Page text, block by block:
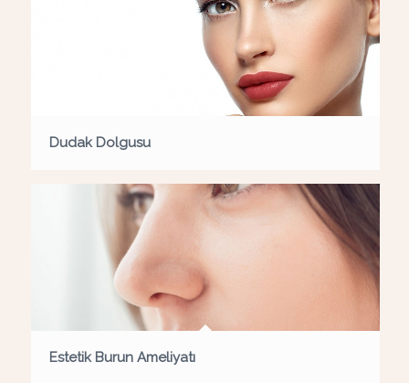
Dudak Dolgusu
Estetik Burun Ameliyatı